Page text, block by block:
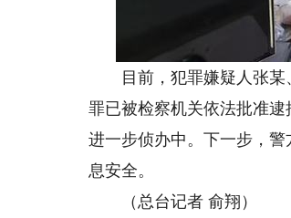
目前，犯罪嫌疑人张某
罪已被检察机关依法批准
进一步侦办中。下一步，
息安全。
（总台记者 俞翔）